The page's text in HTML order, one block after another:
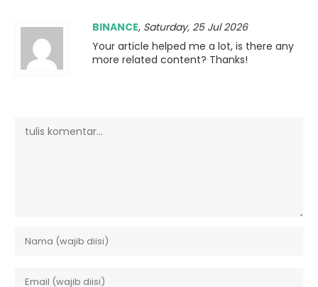
BINANCE, Saturday, 25 Jul 2026
Your article helped me a lot, is there any
more related content? Thanks!